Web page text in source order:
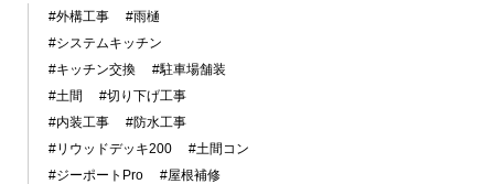
#外構工事
#雨樋
#システムキッチン
#キッチン交換
#駐車場舗装
#土間
#切り下げ工事
#内装工事
#防水工事
#リウッドデッキ200
#土間コン
#ジーポートPro
#屋根補修